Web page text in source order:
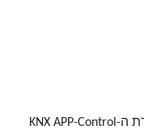
השליטה במערכות המבנה נעשית בעזרת ה-KNX APP-Control